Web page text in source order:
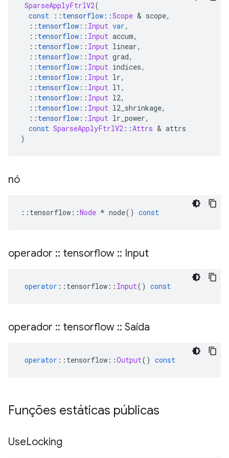
SparseApplyFtrlV2(
const
:: tensorflow ::Scope & scope,
:: tensorflow :: Input var,
:: tensorflow :: Input accum,
:: tensorflow :: Input linear,
:: tensorflow :: Input grad,
:: tensorflow :: Input indices,
:: tensorflow :: Input lr,
:: tensorflow :: Input l1 ,
:: tensorflow :: Input l2,
:: tensorflow :: Input l2_shrinkage,
:: tensorflow :: Input lr_power,
const SparseApplyFtrlV2 ::Attrs & attrs
)
nó
:: tensorflow ::Node * node() const
operador :: tensorflow :: Input
operator :: tensorflow :: Input() const
operador :: tensorflow :: Saída
operator :: tensorflow ::Output() const
Funções estáticas públicas
UseLocking